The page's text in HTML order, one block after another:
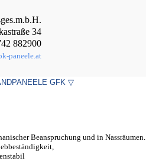
34
882900
paneele.at
GFK ▽
Beanspruchung und in Nassräumen.